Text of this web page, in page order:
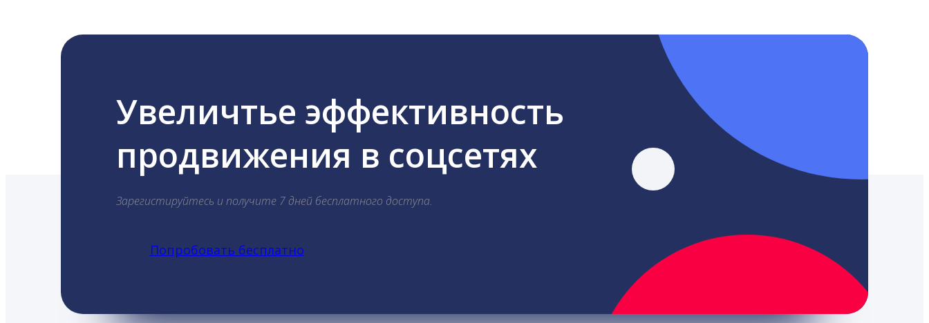
Увеличтье эффективность
продвижения в соцсетях
Зарегистируйтесь и получите 7 дней бесплатного доступа.
Попробовать бесплатно